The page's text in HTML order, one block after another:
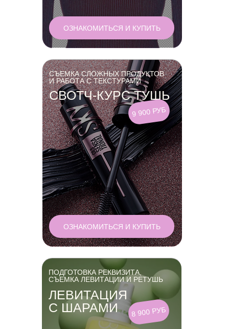
ЛЕВИТАЦИЯ
С ШАРАМИ
ПОДГОТОВКА РЕКВИЗИТА,
СЪЕМКА ЛЕВИТАЦИИ И РЕТУШЬ
8 900 РУБ
СВОТЧ-КУРС ТУШЬ
СЪЕМКА СЛОЖНЫХ ПРОДУКТОВ
И РАБОТА С ТЕКСТУРАМИ
ОЗНАКОМИТЬСЯ И КУПИТЬ
9 900 РУБ
ОЗНАКОМИТЬСЯ И КУПИТЬ